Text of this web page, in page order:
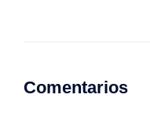
Comentarios